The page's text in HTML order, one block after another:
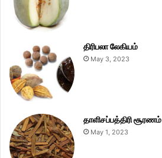
திரிபலா லேகியம்
May 3, 2023
தாளிசப்பத்திரி சூரணம்
May 1, 2023